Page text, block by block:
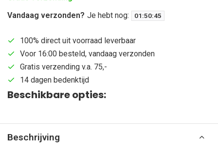
Vandaag verzonden? Je hebt nog: 01:50:44
100% direct uit voorraad leverbaar
Voor 16:00 besteld, vandaag verzonden
Gratis verzending v.a. 75,-
14 dagen bedenktijd
Beschikbare opties:
Beschrijving